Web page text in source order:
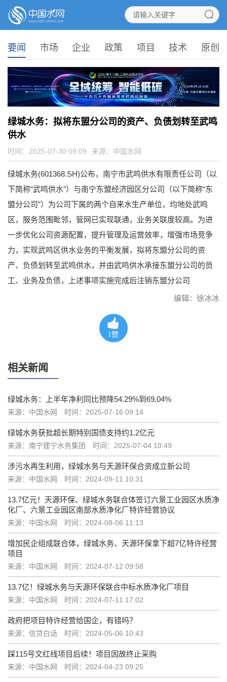
要闻 市场 企业 政策 项目 技术 原创
绿城水务：拟将东盟分公司的资产、负债划转至武鸣
供水
时间：2025-07-30 09:09 来源： 中国水网
绿城水务(601368.SH)公布，南宁市武鸣供水有限责任公司（以
下简称“武鸣供水”）与南宁东盟经济园区分公司（以下简称“东
盟分公司”）为公司下属的两个自来水生产单位，均地处武鸣
区，服务范围毗邻，管网已实现联通，业务关联度较高。为进
一步优化公司资源配置，提升管理及运营效率，增强市场竞争
力，实现武鸣区供水业务的平衡发展，拟将东盟分公司的资
产、负债划转至武鸣供水，并由武鸣供水承接东盟分公司的员
工、业务及负债，上述事项实施完成后注销东盟分公司
编辑：徐冰冰
1 赞
相关新闻
绿城水务：上半年净利同比预降54.29%到69.04%
来源：中国水网 时间：2025-07-16 09:14
绿城水务获批超长期特别国债支持约1.2亿元
来源：南宁建宁水务集团 时间：2025-07-04 10:49
涉污水再生利用，绿城水务与天源环保合资成立新公司
来源：中国水网 时间：2024-09-11 10:31
13.7亿元！天源环保、绿城水务联合体签订六景工业园区水质净
化厂、六景工业园区南部水质净化厂特许经营协议
来源：中国水网 时间：2024-08-06 11:13
增加民企组成联合体，绿城水务、天源环保拿下超7亿特许经营
项目
来源：中国水网 时间：2024-07-12 09:58
13.7亿！绿城水务与天源环保联合中标水质净化厂项目
来源：中国水网 时间：2024-07-11 17:02
政府把项目特许经营给国企，有错吗？
来源：信贷白话 时间：2024-05-06 10:43
踩115号文红线项目后续！项目因故终止采购
来源：中国水网 时间：2024-04-23 09:25